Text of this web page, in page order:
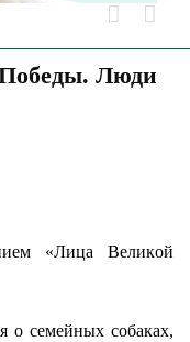
Люди
«Лица Великой
о семейных собаках,